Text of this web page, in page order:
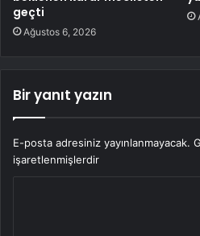
geçti
Ağustos 6, 2026
Bir yanıt yazın
E-posta adresiniz yayınlanmayacak.
işaretlenmişlerdir